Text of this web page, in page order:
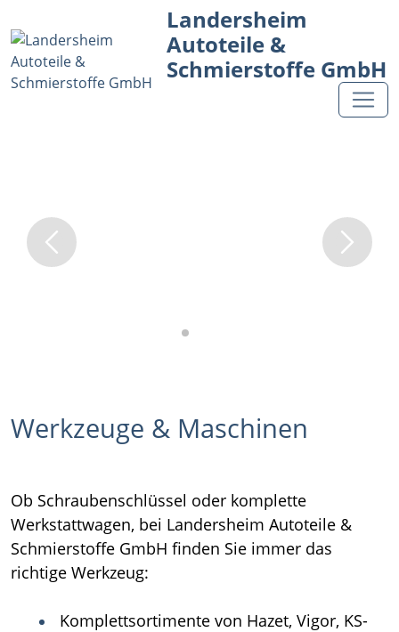
Landersheim
Autoteile &
Schmierstoffe GmbH
Werkzeuge & Maschinen
Ob Schraubenschlüssel oder komplette
Werkstattwagen, bei Landersheim Autoteile &
Schmierstoffe GmbH finden Sie immer das
richtige Werkzeug:
Komplettsortimente von Hazet, Vigor, KS-